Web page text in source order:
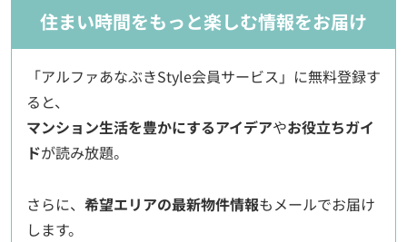
住まい時間をもっと楽しむ情報をお届け
「アルファあなぶきStyle会員サービス」に無料登録す
ると、
マンション生活を豊かにするアイデアやお役立ちガイ
ドが読み放題。
さらに、 希望エリアの最新物件情報もメールでお届け
します。